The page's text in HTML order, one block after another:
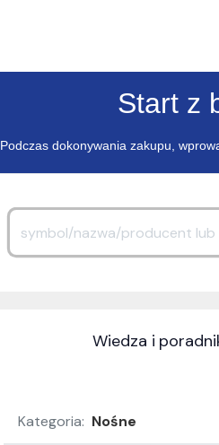
Start z
Podczas dokonywania zakupu,
Wiedza i
Kategoria: Nośne